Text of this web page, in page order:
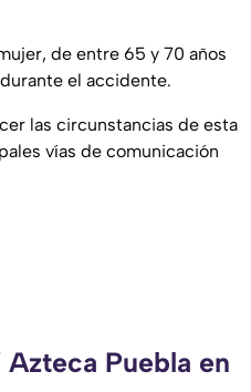
de entre 65 y 70 años
el accidente.
las circunstancias de esta
vías de comunicación
Puebla en